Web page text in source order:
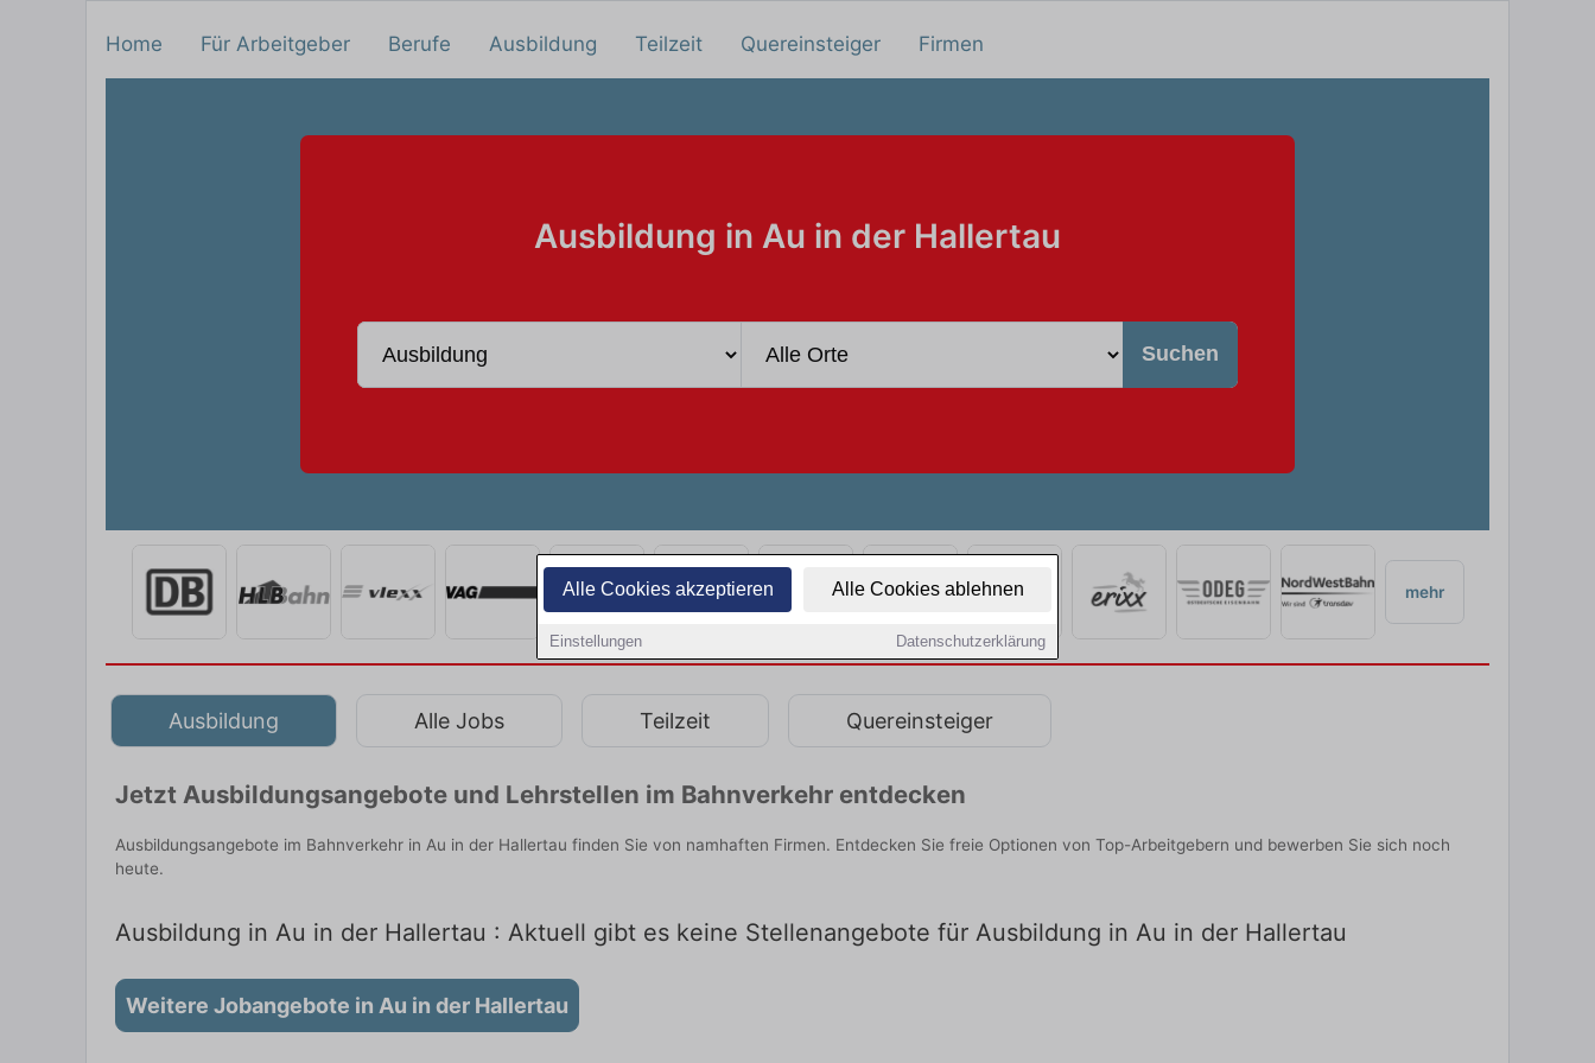
Alle Cookies akzeptieren Alle Cookies ablehnen
Einstellungen Datenschutzerklärung
Home Für Arbeitgeber Berufe Ausbildung Teilzeit Quereinsteiger Firmen
Ausbildung in Au in der Hallertau
Suchen
mehr
Ausbildung Alle Jobs Teilzeit Quereinsteiger
Jetzt Ausbildungsangebote und Lehrstellen im Bahnverkehr entdecken
Ausbildungsangebote im Bahnverkehr in Au in der Hallertau finden Sie von namhaften Firmen. Entdecken Sie freie Optionen von Top-Arbeitgebern und bewerben Sie sich noch
heute.
Ausbildung in Au in der Hallertau : Aktuell gibt es keine Stellenangebote für Ausbildung in Au in der Hallertau
Weitere Jobangebote in Au in der Hallertau